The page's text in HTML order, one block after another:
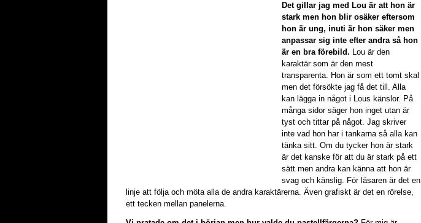
Det gillar jag med Lou är att hon är
stark men hon blir osäker eftersom
hon är ung, inuti är hon säker men
anpassar sig inte efter andra så hon
är en bra förebild. Lou är den
karaktär som är den mest
transparenta. Hon är som ett tomt skal
men det försökte jag få det till. Alla
kan lägga in något i Lous känslor. På
många sidor säger hon inget utan är
tyst och tittar på något. Jag skriver
inte vad hon har i tankarna så alla kan
tänka sitt. Om du tycker hon är stark
är det kanske för att du är stark på ett
sätt men andra kan känna att hon är
svag och känslig. För läsaren är det en
linje att följa och möta alla de andra karaktärerna. Även grafiskt är det en rörelse,
ett tecken mellan panelerna.